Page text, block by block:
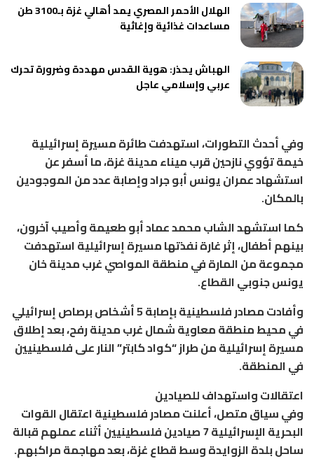
الهلال الأحمر المصري يمد أهالي غزة بـ3100 طن
مساعدات غذائية وإغاثية
الهباش يحذر: هوية القدس مهددة وضرورة تحرك
عربي وإسلامي عاجل
وفي أحدث التطورات، استهدفت طائرة مسيرة إسرائيلية
خيمة تؤوي نازحين قرب ميناء مدينة غزة، ما أسفر عن
استشهادعمران يونس أبو جرادوإصابة عدد من الموجودين
بالمكان.
كما استشهد الشابمحمد عماد أبو طعيمةوأصيب آخرون،
بينهم أطفال، إثر غارة نفذتها مسيرة إسرائيلية استهدفت
مجموعة من المارة في منطقة المواصي غرب مدينة خان
يونس جنوبي القطاع.
وأفادت مصادر فلسطينية بإصابة 5 أشخاص برصاص إسرائيلي
في محيط منطقة معاوية شمال غرب مدينة رفح، بعد إطلاق
مسيرة إسرائيلية من طراز “كواد كابتر” النار على فلسطينيين
في المنطقة.
اعتقالات واستهداف للصيادين
وفي سياق متصل، أعلنت مصادر فلسطينية اعتقال القوات
البحرية الإسرائيلية 7 صيادين فلسطينيين أثناء عملهم قبالة
ساحل بلدة الزوايدة وسط قطاع غزة، بعد مهاجمة مراكبهم.